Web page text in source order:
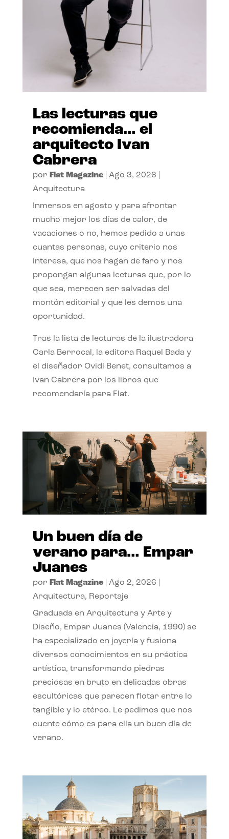
Las lecturas que
recomienda… el
arquitecto Ivan
Cabrera
por Flat Magazine| Ago 3, 2026
Arquitectura
Inmersos en agosto y para afrontar
mucho mejor los días de calor, de
vacaciones o no, hemos pedido a unas
cuantas personas, cuyo criterio nos
interesa, que nos hagan de faro y nos
propongan algunas lecturas que, por lo
que sea, merecen ser salvadas del
montón editorial y que les demos una
oportunidad.
Tras la lista de lecturas de la ilustradora
Carla Berrocal, la editora Raquel Bada y
el diseñador Ovidi Benet, consultamos a
Ivan Cabrera por los libros que
recomendaría para Flat.
Un buen día de
verano para… Empar
Juanes
por Flat Magazine| Ago 2, 2026
Arquitectura, Reportaje
Graduada en Arquitectura y Arte y
Diseño, Empar Juanes (Valencia, 1990) se
ha especializado en joyería y fusiona
diversos conocimientos en su práctica
artística, transformando piedras
preciosas en bruto en delicadas obras
escultóricas que parecen flotar entre lo
tangible y lo etéreo. Le pedimos que nos
cuente cómo es para ella un buen día de
verano.